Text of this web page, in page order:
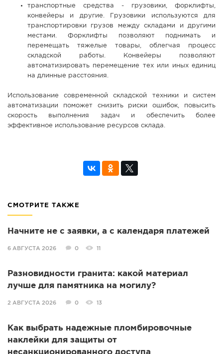
транспортные средства - грузовики, форклифты,
конвейеры и другие. Грузовики используются для
транспортировки грузов между складами и другими
местами. Форклифты позволяют поднимать и
перемещать тяжелые товары, облегчая процесс
складской работы. Конвейеры позволяют
автоматизировать перемещение тех или иных единиц
на длинные расстояния.
Использование современной складской техники и систем
автоматизации поможет снизить риски ошибок, повысить
скорость выполнения задач и обеспечить более
эффективное использование ресурсов склада.
СМОТРИТЕ ТАКЖЕ
Начните не с заявки, а с календаря платежей
6 АВГУСТА 2026 0 11
Разновидности гранита: какой материал
лучше для памятника на могилу?
2 АВГУСТА 2026 0 13
Как выбрать надежные пломбировочные
наклейки для защиты от
несанкционированного доступа